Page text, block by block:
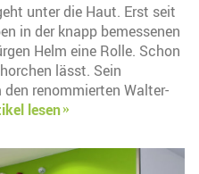
unter die Haut. Erst seit
in der knapp bemessenen
Helm eine Rolle. Schon
lässt. Sein
renommierten Walter-
lesen